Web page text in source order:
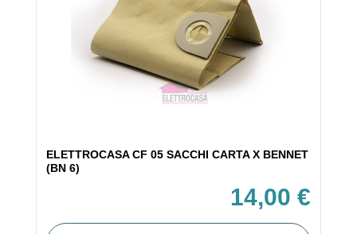
ELETTROCASA CF 05 SACCHI CARTA X BENNET
(BN 6)
14,00 €